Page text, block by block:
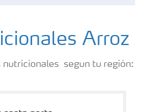
Arroz
nutricionales segun tu región: